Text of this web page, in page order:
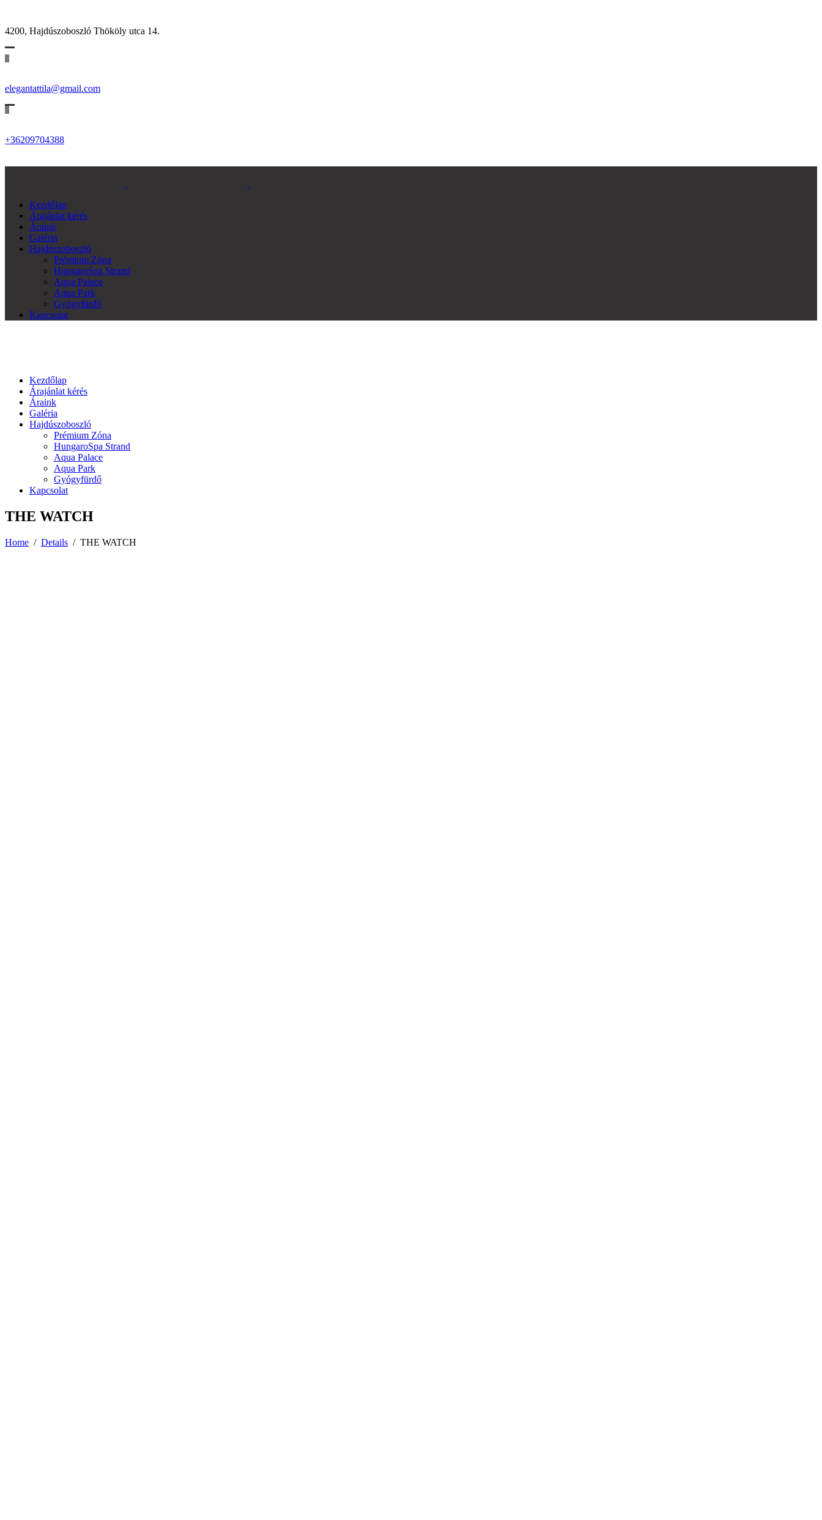
4200, Hajdúszoboszló Thököly utca 14.
elegantattila@gmail.com
+36209704388
Kezdőlap
Árajánlat kérés
Áraink
Galéria
Hajdúszoboszló
Prémium Zóna
HungaroSpa Strand
Aqua Palace
Aqua Park
Gyógyfürdő
Kapcsolat
Kezdőlap
Árajánlat kérés
Áraink
Galéria
Hajdúszoboszló
Prémium Zóna
HungaroSpa Strand
Aqua Palace
Aqua Park
Gyógyfürdő
Kapcsolat
THE WATCH
Home / Details / THE WATCH